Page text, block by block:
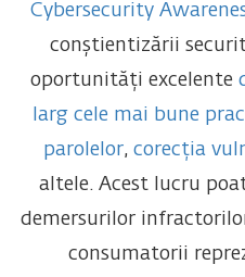
Cybersecurity
conștientizării
oportunități excelente
larg cele mai bune
parolelor, corecția
altele. Acest lucru
demersurilor
consumatorii